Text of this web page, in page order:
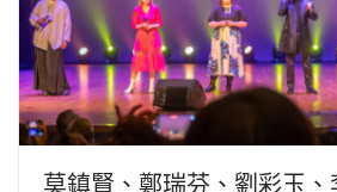
莫鎮賢、鄭瑞芬、劉彩玉